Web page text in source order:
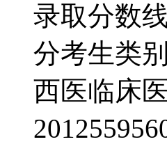
录取分数
分考生类
西医临床